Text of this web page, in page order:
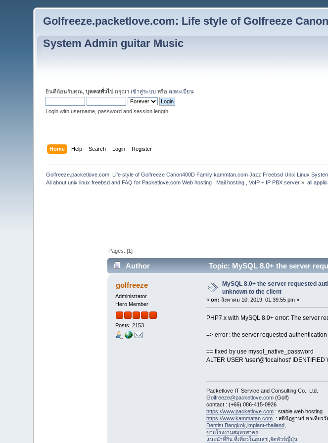
Golfreeze.packetlove.com: Life style of Golfreeze
System Admin guitar Music
ยินดีต้อนรับคุณ,บุคคลทั่วไป กรุณา เข้าสู่ระบบ หรือ ลงทะเบียน
Login with username, password and session length
Home Help Search Login Register
Golfreeze.packetlove.com: Life style of Golfreeze Canon400D Family kammtan.com Jazz Freebsd Unix Linux
All about unix linux freebsd and FAQ for Packetlove.com Web hosting , Mail hosting , VoIP + IP PBX server » all
Pages: [1]
Author
Topic: MySQL 8.0+ the server
times)
golfreeze
Administrator
Hero Member
Posts: 2153
MySQL 8.0+ the server requested
unknown to the client
« on: สิงหาคม 10, 2019, 01:39:55 pm »
PHP7.x with MySQL 8.0+ error: The server
=> error : the server requested
== fixed by use mysql_native_password
ALTER USER 'user'@'localhost'
Packetlove IT Service and Consulting Co., Ltd.
Golfreeze@packetlove.com(Golf)
contact : (+66) 086-415-0926
https://www.packetlove.com: stable web hosting
https://www.kammatan.com: สติปัฏฐาน4 พาเที่ยววั
Dentist Bangkok implant-thailand,
ขายโรงงานสมุทรสาคร,
แนะนำที่กิน ที่เที่ยวในอุบลฯ|, จัดทัวร์ญี่ปุ่น